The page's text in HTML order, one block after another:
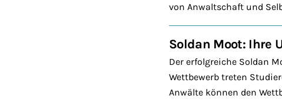
von Anwaltschaft und
Soldan Moot: Ihre
Der erfolgreiche Soldan
Wettbewerb treten
Anwälte können den